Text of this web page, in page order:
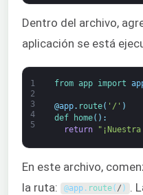
Dentro del archivo,
aplicación se está
1
2
3
4
5
from app import
@app. route( '/' )
def
home( ) :
return
En este archivo,
la ruta:
@app. route(/ ) .